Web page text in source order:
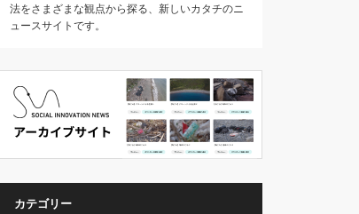
法をさまざまな観点から探る、新しいカタチのニ
ュースサイトです。
カテゴリー